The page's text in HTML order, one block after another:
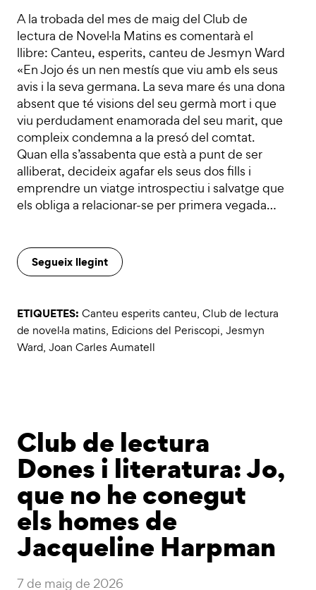
A la trobada del mes de maig del Club de
lectura de Novel·la Matins es comentarà el
llibre: Canteu, esperits, canteu de Jesmyn Ward
«En Jojo és un nen mestís que viu amb els seus
avis i la seva germana. La seva mare és una dona
absent que té visions del seu germà mort i que
viu perdudament enamorada del seu marit, que
compleix condemna a la presó del comtat.
Quan ella s’assabenta que està a punt de ser
alliberat, decideix agafar els seus dos fills i
emprendre un viatge introspectiu i salvatge que
els obliga a relacionar-se per primera vegada…
Segueix llegint
ETIQUETES: Canteu esperits canteu, Club de lectura
de novel·la matins, Edicions del Periscopi, Jesmyn
Ward, Joan Carles Aumatell
Club de lectura
Dones i literatura: Jo,
que no he conegut
els homes de
Jacqueline Harpman
7 de maig de 2026